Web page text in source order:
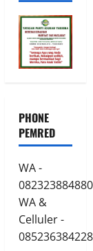
PHONE
PEMRED
WA -
082323884880
WA &
Celluler -
085236384228